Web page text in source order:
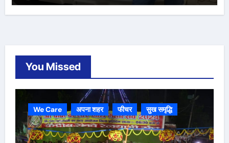
You Missed
We Care अपना शहर फीचर सुख समृद्धि